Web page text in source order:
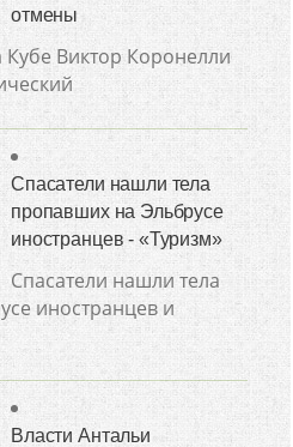
отмены
Кубе Виктор Коронелли
Спасатели нашли тела
пропавших на Эльбрусе
иностранцев - «Туризм»
Спасатели нашли тела
иностранцев и
Власти Антальи